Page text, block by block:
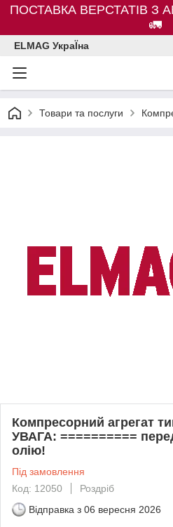
ПОСТАВКА ВЕРСТАТІВ З
🚛
ELMAG УкраЇна
Товари та послуги
Компресорний агрегат
УВАГА: ==========
олію!
Під замовлення
Код: 12050
Роздріб
Відправка з 06 вересня 2026